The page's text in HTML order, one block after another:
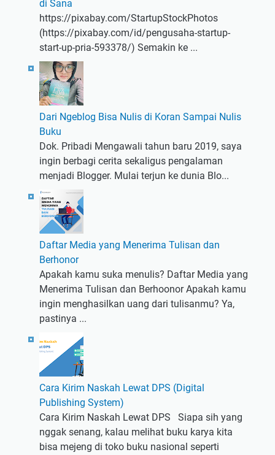
di Sana
https://pixabay.com/StartupStockPhotos
(https://pixabay.com/id/pengusaha-startup-
start-up-pria-593378/) Semakin ke ...
Dari Ngeblog Bisa Nulis di Koran Sampai Nulis
Buku
Dok. Pribadi Mengawali tahun baru 2019, saya
ingin berbagi cerita sekaligus pengalaman
menjadi Blogger. Mulai terjun ke dunia Blo...
Daftar Media yang Menerima Tulisan dan
Berhonor
Apakah kamu suka menulis? Daftar Media yang
Menerima Tulisan dan Berhoonor Apakah kamu
ingin menghasilkan uang dari tulisanmu? Ya,
pastinya ...
Cara Kirim Naskah Lewat DPS (Digital
Publishing System)
Cara Kirim Naskah Lewat DPS Siapa sih yang
nggak senang, kalau melihat buku karya kita
bisa mejeng di toko buku nasional seperti